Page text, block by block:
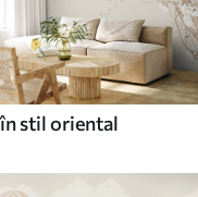
în stil oriental